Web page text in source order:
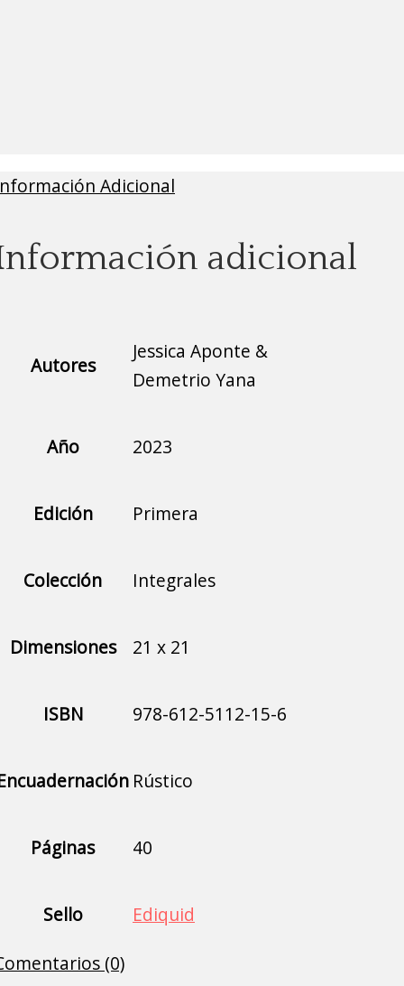
Adicional
adicional
Autores
Jessica Aponte &
Demetrio Yana
Año 2023
Edición Primera
Colección Integrales
Dimensiones 21 x 21
ISBN 978-612-5112-15-6
Rústico
Páginas 40
Sello
Ediquid
(0)